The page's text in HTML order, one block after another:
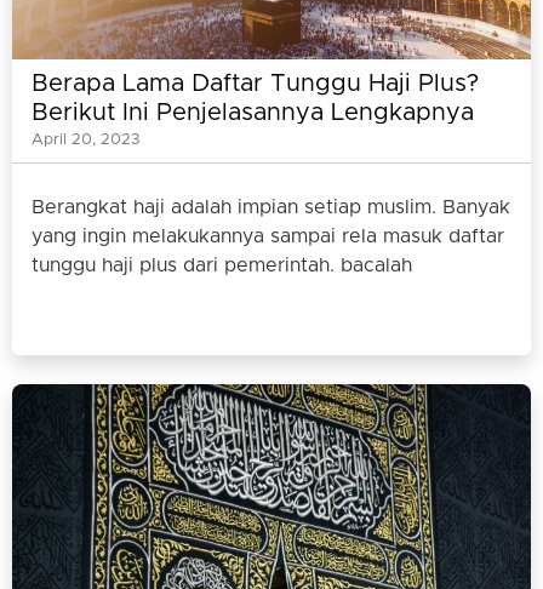
Berapa Lama Daftar Tunggu Haji Plus?
Berikut Ini Penjelasannya Lengkapnya
April 20, 2023
Berangkat haji adalah impian setiap muslim. Banyak
yang ingin melakukannya sampai rela masuk daftar
tunggu haji plus dari pemerintah. bacalah